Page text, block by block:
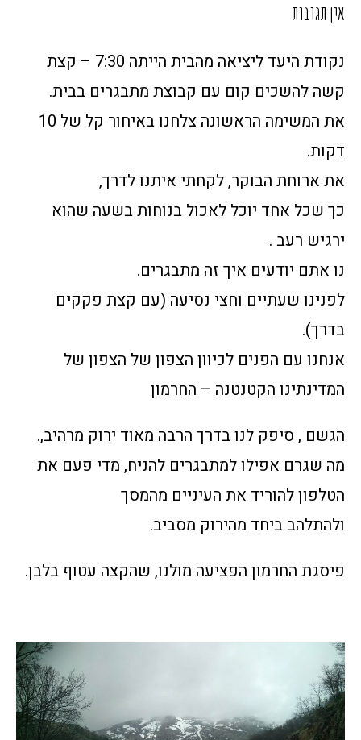
אין תגובות
נקודת היעד ליציאה מהבית הייתה 7:30 – קצת
קשה להשכים קום עם קבוצת מתבגרים בבית.
את המשימה הראשונה צלחנו באיחור קל של 10
דקות.
את ארוחת הבוקר, לקחתי איתנו לדרך,
כך שכל אחד יוכל לאכול בנוחות בשעה שהוא
ירגיש רעב .
נו אתם יודעים איך זה מתבגרים.
לפנינו שעתיים וחצי נסיעה (עם קצת פקקים
בדרך).
אנחנו עם הפנים לכיוון הצפון של הצפון של
המדינתינו הקטנטנה – החרמון
הגשם , סיפק לנו בדרך הרבה מאוד ירוק מרהיב,.
מה שגרם אפילו למתבגרים להניח, מדי פעם את
הטלפון להוריד את העיניים מהמסך
ולהתלהב ביחד מהירוק מסביב.
פיסגת החרמון הפציעה מולנו, שהקצה עטוף בלבן.